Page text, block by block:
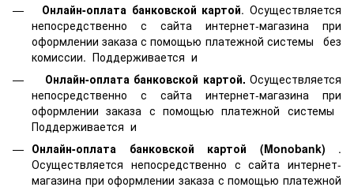
Онлайн-оплата банковской картой. Осуществляется
непосредственно с сайта интернет-магазина при
оформлении заказа с помощью платежной системы
без
комиссии. Поддерживается и
Онлайн-оплата банковской картой. Осуществляется
непосредственно с сайта интернет-магазина при
оформлении заказа с помощью платежной системы
Поддерживается и
Онлайн-оплата банковской картой
(Monobank) .
Осуществляется непосредственно с сайта интернет-
магазина при оформлении заказа с помощью платежной